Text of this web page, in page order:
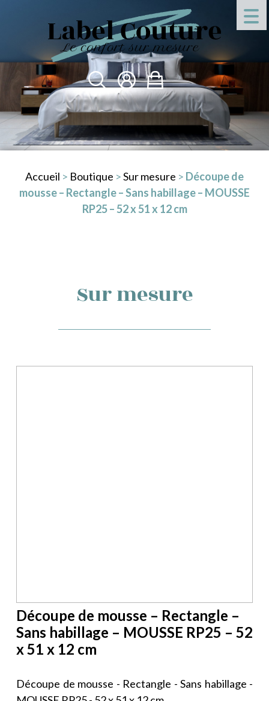
Accueil > Boutique >Sur mesure > Découpe de
mousse – Rectangle – Sans habillage – MOUSSE
RP25 – 52 x 51 x 12 cm
Sur mesure
Découpe de mousse – Rectangle –
Sans habillage – MOUSSE RP25 – 52
x 51 x 12 cm
Découpe de mousse - Rectangle - Sans habillage -